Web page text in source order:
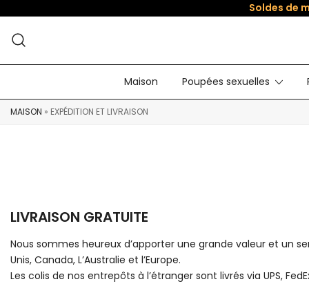
Soldes de
Maison Poupées sexuelles
MAISON » EXPÉDITION ET LIVRAISON
LIVRAISON GRATUITE
Nous sommes heureux d’apporter une grande valeur et un
Unis, Canada, L’Australie et l’Europe.
Les colis de nos entrepôts à l’étranger sont livrés via UPS,